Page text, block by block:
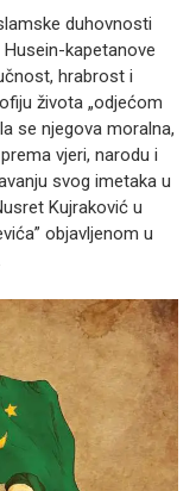
duhovnosti
kapetanove
hrabrost i
života „odjećom
se njegova moralna,
vjeri, narodu i
svog imetaka u
Kujraković u
objavljenom u